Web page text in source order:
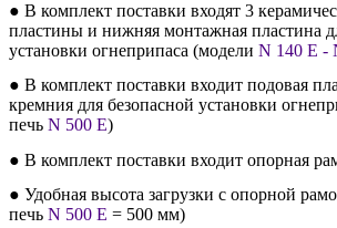
● В комплект поставки входят 3
пластины и нижняя монтажная пластина
установки огнеприпаса (модели N 140 E -
● В комплект поставки входит подовая
кремния для безопасной установки
печь N 500 E)
● В комплект поставки входит опорная
● Удобная высота загрузки с опорной
печь N 500 E = 500 мм)